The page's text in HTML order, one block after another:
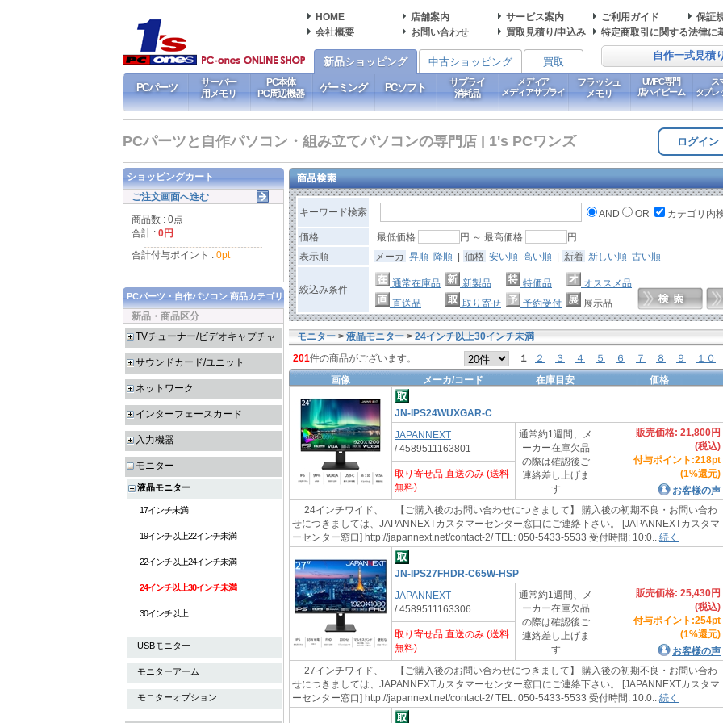
HOME 店舗案内 サービス案内 ご利用ガイド
保証
会社概要
お問い合わせ 買取見積り/申込み 特定商取引に関する法律に
自作一式見積
新品ショッピング 中古ショッピング 買取
PCパーツ
サーバー
用メモリ
PC本体
PC周辺機器
ゲーミング PCソフト
サプライ
消耗品
メディア
メディアサプライ
フラッシュ
メモリ
UMPC専門
店ハイビーム
ス
タブレ
PCパーツと自作パソコン・組み立てパソコンの専門店 | 1's PCワンズ ログイン
キーワード検索 AND OR カテゴリ内
価格 最低価格 円 ～ 最高価格
円
表示順
メーカ 昇順 降順 | 価格 安い順 高い順 | 新着 新しい順 古い順
絞込み条件
通常在庫品 新製品 特価品
オススメ品
直送品
取り寄せ 予約受付 展示品
モニター > 液晶モニター > 24インチ以上30インチ未満
201件の商品がございます。 １ ２ ３ ４ ５ ６ ７ ８ ９ １０
画像 メーカ/コード 在庫目安 価格
JN-IPS24WUXGAR-C
JAPANNEXT
/ 4589511163801
通常約1週間、メ
ーカー在庫欠品
の際は確認後ご
連絡差し上げま
す
販売価格: 21,800円
(税込)
付与ポイント:218pt
(1%還元)
お客様の声
取り寄せ品 直送のみ (送料
無料)
24インチワイド、 【ご購入後のお問い合わせにつきまして】 購入後の初期不良・お問い合わ
せにつきましては、JAPANNEXTカスタマーセンター窓口にご連絡下さい。 [JAPANNEXTカスタマ
ーセンター窓口] http://japannext.net/contact-2/ TEL: 050-5433-5533 受付時間: 10:0... 続く
JN-IPS27FHDR-C65W-HSP
JAPANNEXT
/ 4589511163306
通常約1週間、メ
ーカー在庫欠品
の際は確認後ご
連絡差し上げま
す
販売価格: 25,430円
(税込)
付与ポイント:254pt
(1%還元)
お客様の声
取り寄せ品 直送のみ (送料
無料)
27インチワイド、 【ご購入後のお問い合わせにつきまして】 購入後の初期不良・お問い合わ
せにつきましては、JAPANNEXTカスタマーセンター窓口にご連絡下さい。 [JAPANNEXTカスタマ
ーセンター窓口] http://japannext.net/contact-2/ TEL: 050-5433-5533 受付時間: 10:0... 続く
ショッピングカート
ご注文画面へ進む
商品数 : 0点
合計 : 0円
合計付与ポイント : 0pt
PCパーツ・自作パソコン 商品カテゴリ
新品・商品区分
TVチューナー/ビデオキャプチャ
サウンドカード/ユニット
ネットワーク
インターフェースカード
入力機器
モニター
液晶モニター
17インチ未満
19インチ以上22インチ未満
22インチ以上24インチ未満
24インチ以上30インチ未満
30インチ以上
USBモニター
モニターアーム
モニターオプション